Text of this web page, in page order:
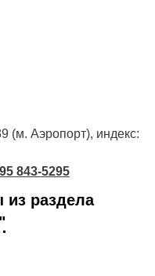
(м. Аэропорт), индекс:
843-5295
из раздела